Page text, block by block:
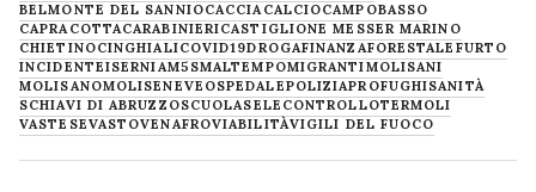
BELMONTE DEL SANNIOCACCIACALCIOCAMPOBASSO
CAPRACOTTACARABINIERICASTIGLIONE MESSER MARINO
CHIETINOCINGHIALICOVID19DROGAFINANZAFORESTALE FURTO
INCIDENTEISERNIAM5SMALTEMPOMIGRANTIMOLISANI
MOLISANOMOLISENEVE OSPEDALEPOLIZIAPROFUGHISANITÀ
SCHIAVI DI ABRUZZOSCUOLASELECONTROLLOTERMOLI
VASTESEVASTOVENAFROVIABILITÀVIGILI DEL FUOCO